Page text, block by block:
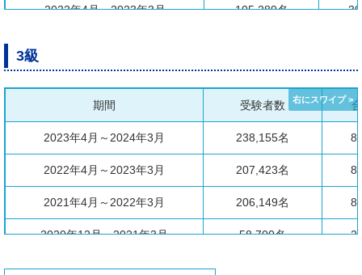
2022年4月～2023年3月 105,289名
2020年12月～2021年3月 29,043名
3級
期間 受験者数
2023年4月～2024年3月 238,155名
2022年4月～2023年3月 207,423名
2021年4月～2022年3月 206,149名
2020年12月～2021年3月 58,700名